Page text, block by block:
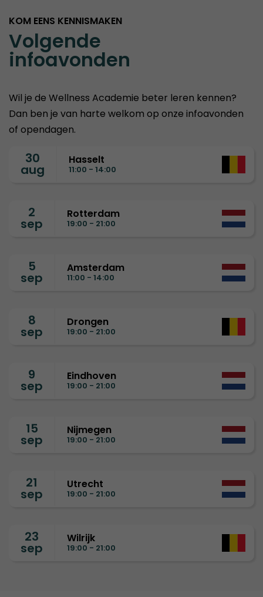
KOM EENS KENNISMAKEN
Volgende
infoavonden
Wil je de Wellness Academie beter leren kennen?
Dan ben je van harte welkom op onze infoavonden
of opendagen.
30
aug
Hasselt
11:00 - 14:00
2
sep
Rotterdam
19:00 - 21:00
5
sep
Amsterdam
11:00 - 14:00
8
sep
Drongen
19:00 - 21:00
9
sep
Eindhoven
19:00 - 21:00
15
sep
Nijmegen
19:00 - 21:00
21
sep
Utrecht
19:00 - 21:00
23
sep
Wilrijk
19:00 - 21:00